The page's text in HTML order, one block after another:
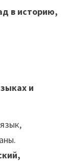
в историю,
и